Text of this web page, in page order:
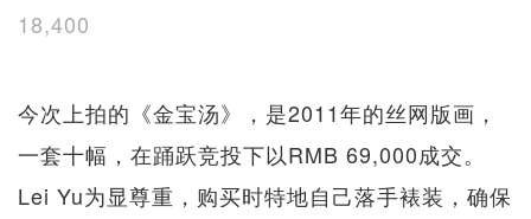
18,400
今次上拍的《金宝汤》，是2011年的丝网版画，
一套十幅，在踊跃竞投下以RMB 69,000成交。
Lei Yu为显尊重，购买时特地自己落手裱装，确保